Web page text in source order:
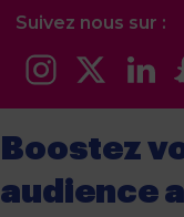
Suivez nous sur :
Boostez
audience